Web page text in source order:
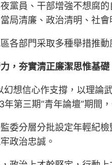
黨員、干部增強不想腐
局清廉、政治清明、社會
各部門采取多種舉措推
，夯實清正廉潔思惟基礎
幻想信心作支撐，以理論
第三期“青年論壇”期間
委分層分批設定年輕紀
政治忠誠。